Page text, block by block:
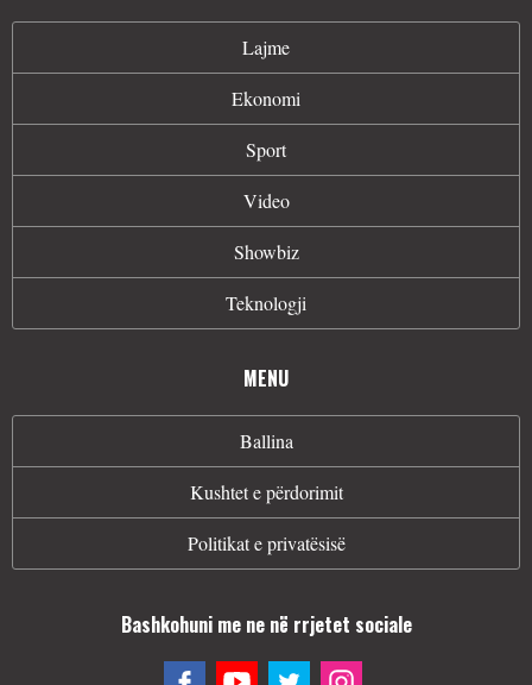
Lajme
Ekonomi
Sport
Video
Showbiz
Teknologji
MENU
Ballina
Kushtet e përdorimit
Politikat e privatësisë
Bashkohuni me ne në rrjetet sociale